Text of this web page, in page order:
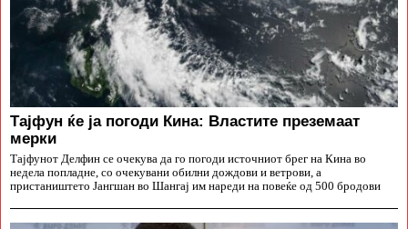
Тајфун ќе ја погоди Кина: Властите преземаат
мерки
Тајфунот Делфин се очекува да го погоди источниот брег на Кина во
недела попладне, со очекувани обилни дождови и ветрови, а
пристаништето Јангшан во Шангај им нареди на повеќе од 500 бродови